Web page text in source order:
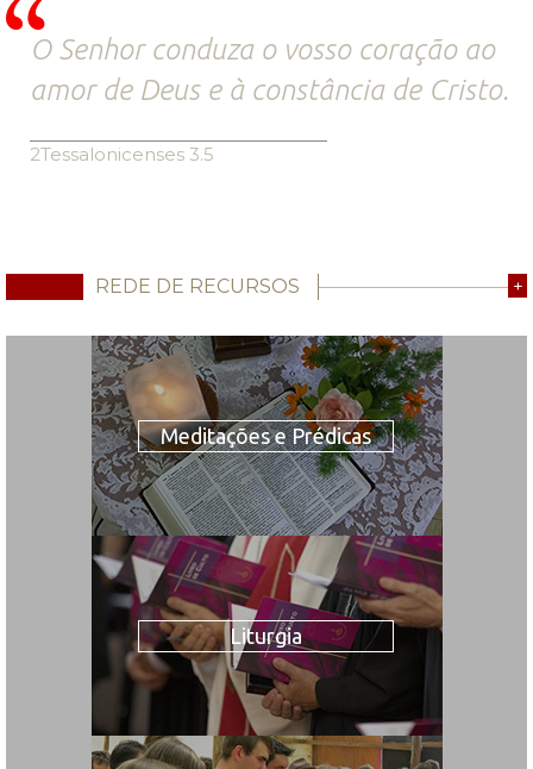
O Senhor conduza o vosso coração ao
amor de Deus e à constância de Cristo.
2Tessalonicenses 3.5
REDE DE RECURSOS +
Meditações e Prédicas
Liturgia